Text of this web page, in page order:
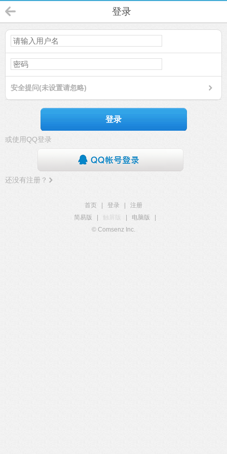
登录
安全提问(未设置请忽略)
登录
或使用QQ登录
还没有注册？
首页 登录
注册
简易版
触屏版 电脑版
© Comsenz Inc.